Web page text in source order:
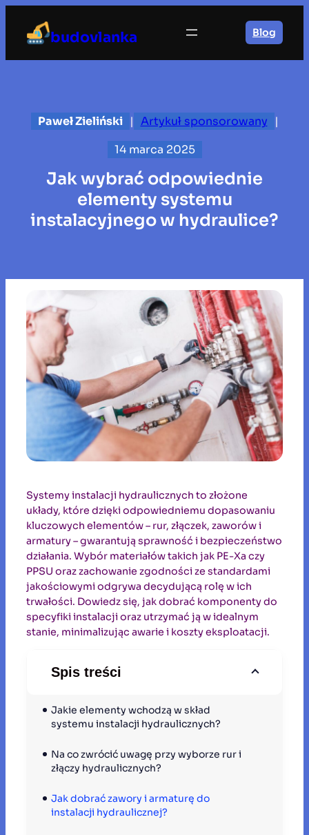
treści
budovlanka Blog
Paweł Zieliński | Artykuł sponsorowany
|
14 marca 2025
Jak wybrać odpowiednie
elementy systemu
instalacyjnego w hydraulice?
Systemy instalacji hydraulicznych to złożone
układy, które dzięki odpowiedniemu dopasowaniu
kluczowych elementów – rur, złączek, zaworów i
armatury – gwarantują sprawność i bezpieczeństwo
działania. Wybór materiałów takich jak PE-Xa czy
PPSU oraz zachowanie zgodności ze standardami
jakościowymi odgrywa decydującą rolę w ich
trwałości. Dowiedz się, jak dobrać komponenty do
specyfiki instalacji oraz utrzymać ją w idealnym
stanie, minimalizując awarie i koszty eksploatacji.
Spis treści
Jakie elementy wchodzą w skład
systemu instalacji hydraulicznych?
Na co zwrócić uwagę przy wyborze rur i
złączy hydraulicznych?
Jak dobrać zawory i armaturę do
instalacji hydraulicznej?